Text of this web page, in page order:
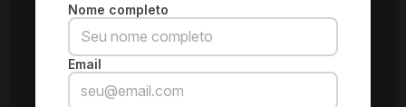
Nome completo
Email